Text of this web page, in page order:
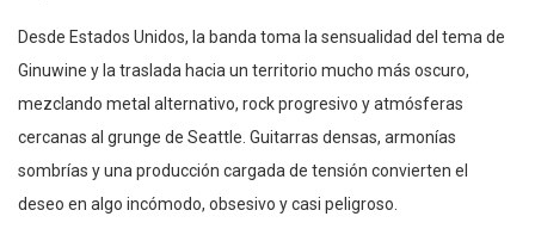
Desde Estados Unidos, la banda toma la sensualidad del tema de
Ginuwine y la traslada hacia un territorio mucho más oscuro,
mezclando metal alternativo, rock progresivo y atmósferas
cercanas al grunge de Seattle. Guitarras densas, armonías
sombrías y una producción cargada de tensión convierten el
deseo en algo incómodo, obsesivo y casi peligroso.